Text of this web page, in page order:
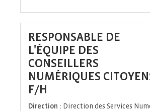
RESPONSABLE DE
L'ÉQUIPE DES
CONSEILLERS
NUMÉRIQUES
F/H
fenêtre)
Direction : Direction des Services